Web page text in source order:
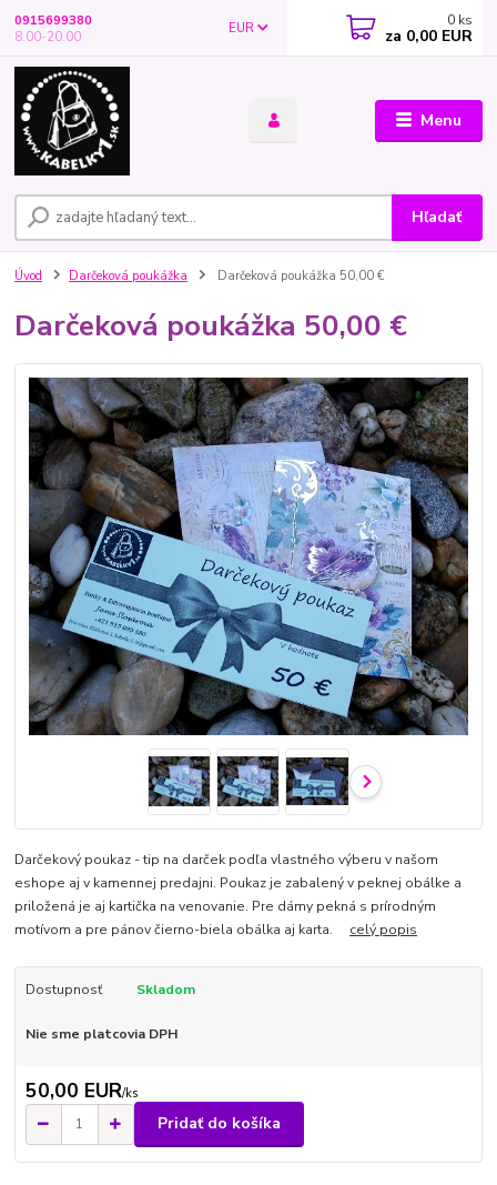
Menu
EUR
Hľadať
0915699380
8.00-20.00
0 ks
za 0,00 EUR
Úvod Darčeková poukážka Darčeková poukážka 50,00 €
Darčeková poukážka 50,00 €
Darčekový poukaz - tip na darček podľa vlastného výberu v našom
eshope aj v kamennej predajni. Poukaz je zabalený v peknej obálke a
priložená je aj kartička na venovanie. Pre dámy pekná s prírodným
motívom a pre pánov čierno-biela obálka aj karta. celý popis
Dostupnosť Skladom
Nie sme platcovia DPH
50,00 EUR/ks
Pridať do košíka